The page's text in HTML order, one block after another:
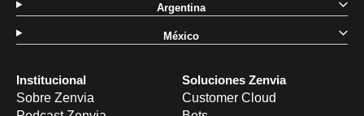
Institucional
Sobre Zenvia
Soluciones Zenvia
Customer Cloud
Argentina
México